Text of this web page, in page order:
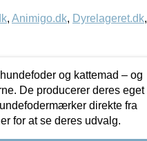
, Animigo.dk, Dyrelageret.dk,
og kattemad – og
De producerer deres eget
direkte fra
for at se deres udvalg.